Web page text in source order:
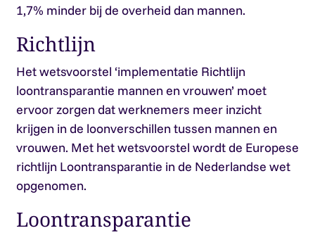
1,7% minder bij de overheid dan mannen.
Richtlijn
Het wetsvoorstel ‘implementatie Richtlijn
loontransparantie mannen en vrouwen’ moet
ervoor zorgen dat werknemers meer inzicht
krijgen in de loonverschillen tussen mannen en
vrouwen. Met het wetsvoorstel wordt de Europese
richtlijn Loontransparantie in de Nederlandse wet
opgenomen.
Loontransparantie